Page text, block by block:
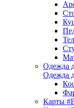
Одежда
Одежда
Карты